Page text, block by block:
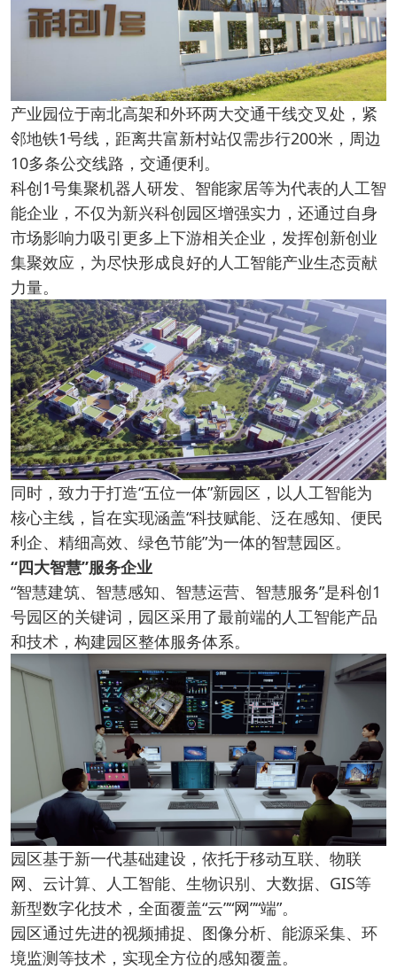
产业园位于南北高架和外环两大交通干线交叉处，紧
邻地铁1号线，距离共富新村站仅需步行200米，周边
10多条公交线路，交通便利。
科创1号集聚机器人研发、智能家居等为代表的人工智
能企业，不仅为新兴科创园区增强实力，还通过自身
市场影响力吸引更多上下游相关企业，发挥创新创业
集聚效应，为尽快形成良好的人工智能产业生态贡献
力量。
同时，致力于打造“五位一体”新园区，以人工智能为
核心主线，旨在实现涵盖“科技赋能、泛在感知、便民
利企、精细高效、绿色节能”为一体的智慧园区。
“四大智慧”服务企业
“智慧建筑、智慧感知、智慧运营、智慧服务”是科创1
号园区的关键词，园区采用了最前端的人工智能产品
和技术，构建园区整体服务体系。
园区基于新一代基础建设，依托于移动互联、物联
网、云计算、人工智能、生物识别、大数据、GIS等
新型数字化技术，全面覆盖“云”“网”“端”。
园区通过先进的视频捕捉、图像分析、能源采集、环
境监测等技术，实现全方位的感知覆盖。